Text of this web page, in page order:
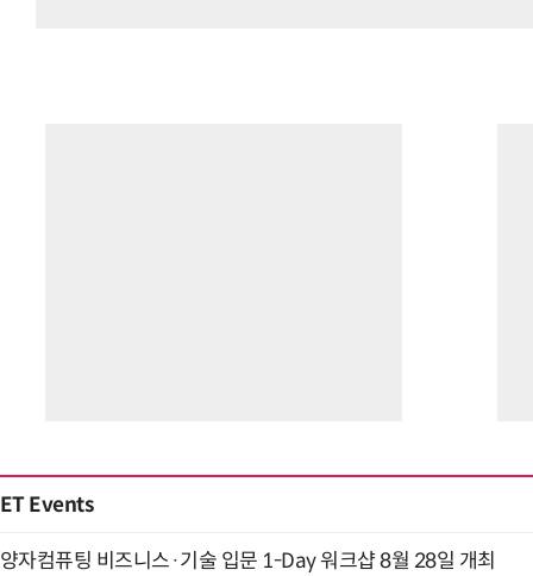
ET Events
양자컴퓨팅 비즈니스·기술 입문 1-Day 워크샵 8월 28일 개최